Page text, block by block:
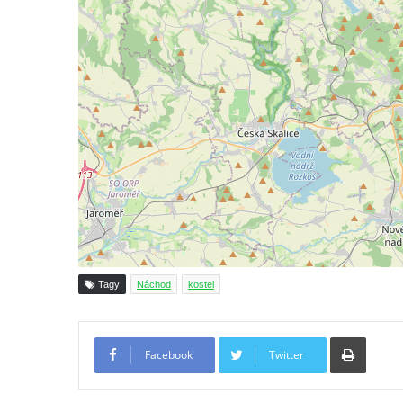
Křížová cesta Římov – IV. kaple – Pustá ves
Křížová cesta Římov – III. kaple – Stádní
brána
Křížová cesta Římov – II. kaple – Poslední
večeře Páně
Křížová cesta Římov – I. kaple – Loučení
Ježíše s Pannou Marií
Márnice na hřbitově v Římově
Kaple v Horním Třeboníně
Kaple Panny Marie v Horním Třeboníně
Kaple mezi Dolním Třebonínem a Horním
Třebonínem
Kaple v severní části Dolního Třebonína
Márnice na hřbitově v Rybniště
Kaple u kostela svatého Jiljí v Lužci nad
Tagy Náchod kostel
Facebook Twitter